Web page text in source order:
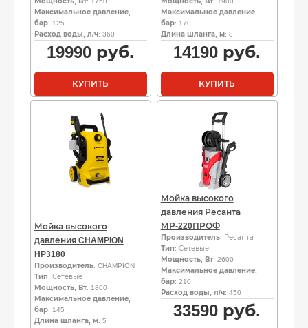
Максимальное давление,
бар: 125
Расход воды, л/ч: 360
19990 руб.
КУПИТЬ
Максимальное давление,
бар: 170
Длина шланга, м: 8
14190 руб.
КУПИТЬ
Мойка высокого
давления CHAMPION
HP3180
Производитель: CHAMPION
Тип: Сетевые
Мощность, Вт: 1800
Максимальное давление,
бар: 145
Длина шланга, м: 5
Мойка высокого
давления Ресанта
МР-220ПРОФ
Производитель: Ресанта
Тип: Сетевые
Мощность, Вт: 2600
Максимальное давление,
бар: 210
Расход воды, л/ч: 450
33590 руб.